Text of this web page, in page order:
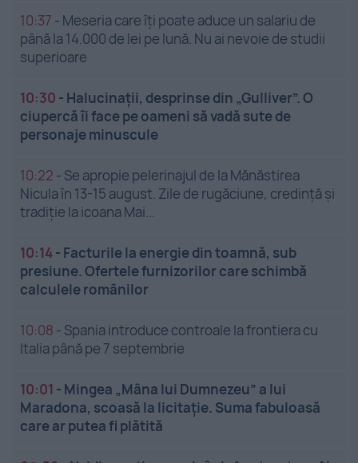
10:37 - Meseria care îți poate aduce un salariu de
până la 14.000 de lei pe lună. Nu ai nevoie de studii
superioare
10:30 - Halucinații, desprinse din „Gulliver”. O
ciupercă îi face pe oameni să vadă sute de
personaje minuscule
10:22 - Se apropie pelerinajul de la Mănăstirea
Nicula în 13-15 august. Zile de rugăciune, credință și
tradiție la icoana Mai...
10:14- Facturile la energie din toamnă, sub
presiune. Ofertele furnizorilor care schimbă
calculele românilor
10:08 - Spania introduce controale la frontiera cu
Italia până pe 7 septembrie
10:01 - Mingea „Mâna lui Dumnezeu” a lui
Maradona, scoasă la licitație. Suma fabuloasă
care ar putea fi plătită